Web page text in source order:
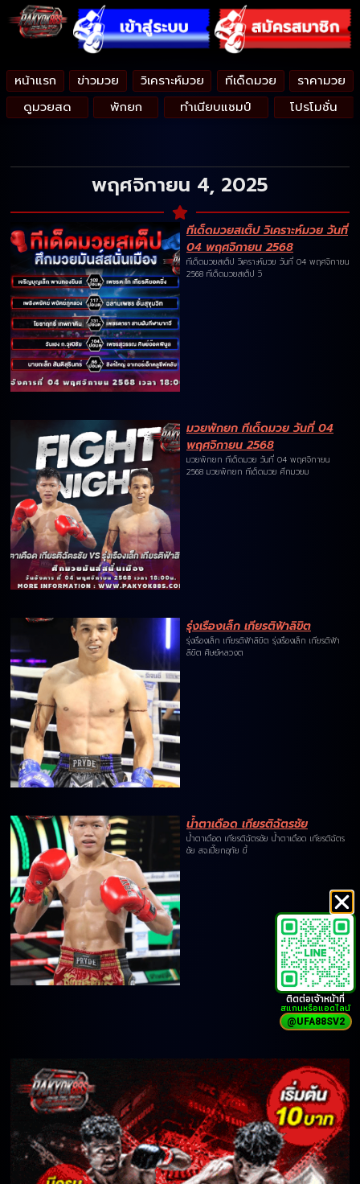
หน้าแรก ข่าวมวย วิเคราะห์มวย ทีเด็ดมวย
ราคามวย
ดูมวยสด
พักยก ทำเนียบแชมป์ โปรโมชั่น
พฤศจิกายน 4, 2025
ทีเด็ดมวยสเต็ป วิเคราะห์มวย วันที่
04 พฤศจิกายน 2568
ทีเด็ดมวยสเต็ป วิเคราะห์มวย วันที่ 04 พฤศจิกายน
2568 ทีเด็ดมวยสเต็ป วิ
มวยพักยก ทีเด็ดมวย วันที่ 04
พฤศจิกายน 2568
มวยพักยก ทีเด็ดมวย วันที่ 04 พฤศจิกายน
2568 มวยพักยก ทีเด็ดมวย ศึกมวยม
รุ่งเรืองเล็ก เกียรติฟ้าลิขิต
รุ่งเรืองเล็ก เกียรติฟ้าลิขิต รุ่งเรืองเล็ก เกียรติฟ้า
ลิขิต ศิษย์หลวงต
น้ำตาเดือด เกียรติฉัตรชัย
น้ำตาเดือด เกียรติฉัตรชัย น้ำตาเดือด เกียรติฉัตร
ชัย สจ.เปี๊ยกอุทัย ขึ้
ติดต่อเจ้าหน้าที่
สแกนหรือแอดไลน์
@UFA88SV2